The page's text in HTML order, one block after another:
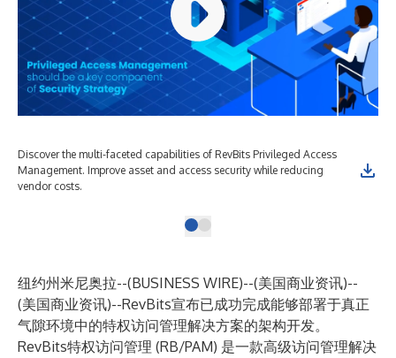
Discover the multi-faceted capabilities of RevBits Privileged Access
Management. Improve asset and access security while reducing
vendor costs.
纽约州米尼奥拉--(BUSINESS WIRE)--(美国商业资讯)--
(美国商业资讯)--RevBits宣布已成功完成能够部署于真正
气隙环境中的特权访问管理解决方案的架构开发。
RevBits特权访问管理 (RB/PAM) 是一款高级访问管理解决